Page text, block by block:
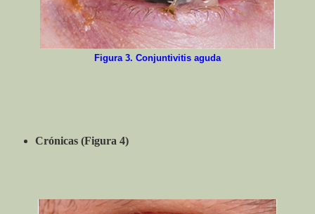
Figura 3. Conjuntivitis aguda
Crónicas (Figura 4)